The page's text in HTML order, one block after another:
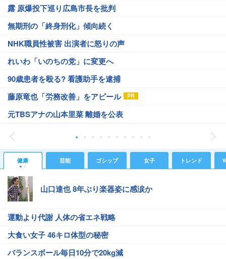
露 原爆投下巡り広島市長を批判
無期刑の「終身刑化」傾向続く
NHK職員性被害 出演者に怒りの声
れいわ「いのちの党」に変更へ
90歳患者を殴る? 看護助手を逮捕
藤原竜也「労務改善」をアピール
元TBSアナの山本里菜 離婚を公表
健康 芸能 ゴシップ 女子 トレンド
山口達也 8年ぶり楽器姿に感涙か
運動より代謝 人体の省エネ戦略
大食い女子 46キロ体型の秘密
バランスボール毎日10分で20kg減